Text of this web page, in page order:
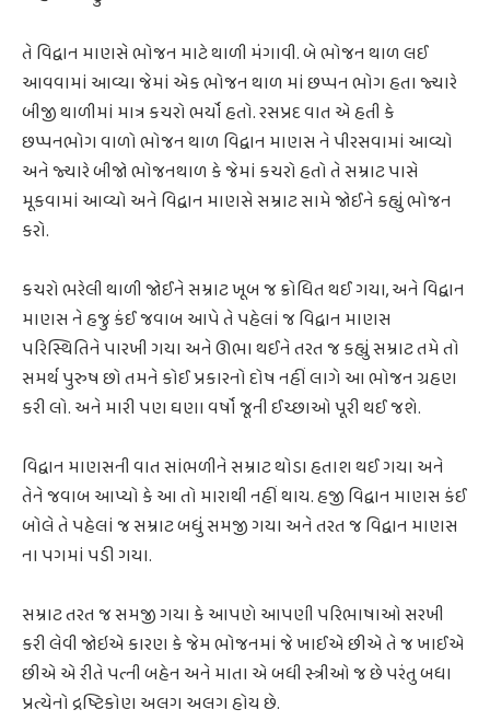
તે વિદ્વાન માણસે ભોજન માટે થાળી મંગાવી. બે ભોજન થાળ લઈ
આવવામાં આવ્યા જેમાં એક ભોજન થાળ માં છપ્પન ભોગ હતા જ્યારે
બીજી થાળીમાં માત્ર કચરો ભર્યો હતો. રસપ્રદ વાત એ હતી કે
છપ્પનભોગ વાળો ભોજન થાળ વિદ્વાન માણસ ને પીરસવામાં આવ્યો
અને જ્યારે બીજો ભોજનથાળ કે જેમાં કચરો હતો તે સમ્રાટ પાસે
મૂકવામાં આવ્યો અને વિદ્વાન માણસે સમ્રાટ સામે જોઈને કહ્યું ભોજન
કરો.
કચરો ભરેલી થાળી જોઈને સમ્રાટ ખૂબ જ ક્રોધિત થઈ ગયા, અને વિદ્વાન
માણસ ને હજુ કંઈ જવાબ આપે તે પહેલાં જ વિદ્વાન માણસ
પરિસ્થિતિને પારખી ગયા અને ઊભા થઈને તરત જ કહ્યું સમ્રાટ તમે તો
સમર્થ પુરુષ છો તમને કોઈ પ્રકારનો દોષ નહીં લાગે આ ભોજન ગ્રહણ
કરી લો. અને મારી પણ ઘણા વર્ષો જૂની ઈચ્છાઓ પૂરી થઈ જશે.
વિદ્વાન માણસની વાત સાંભળીને સમ્રાટ થોડા હતાશ થઈ ગયા અને
તેને જવાબ આપ્યો કે આ તો મારાથી નહીં થાય. હજી વિદ્વાન માણસ કંઈ
બોલે તે પહેલાં જ સમ્રાટ બધું સમજી ગયા અને તરત જ વિદ્વાન માણસ
ના પગમાં પડી ગયા.
સમ્રાટ તરત જ સમજી ગયા કે આપણે આપણી પરિભાષાઓ સરખી
કરી લેવી જોઇએ કારણ કે જેમ ભોજનમાં જે ખાઈએ છીએ તે જ ખાઈએ
છીએ એ રીતે પત્ની બહેન અને માતા એ બધી સ્ત્રીઓ જ છે પરંતુ બધા
પ્રત્યેનો દ્રષ્ટિકોણ અલગ અલગ હોય છે.